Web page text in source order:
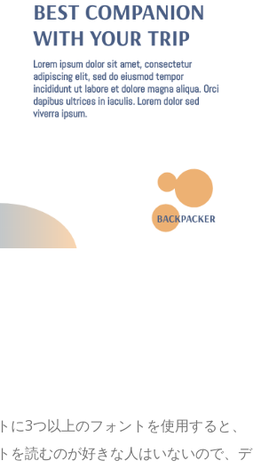
3つ以上のフォントを使用すると、
を読むのが好きな人はいないので、デ